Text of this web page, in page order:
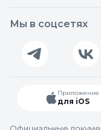
Мы в соцсетях
Приложение
для iOS